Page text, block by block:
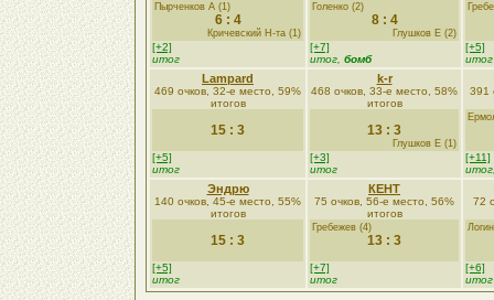
Пырченков А (1)
6 : 4
Кричевский Н-та (1)
[+2]
итог
Голенко (2)
8 : 4
Глушков Е (2)
[+7]
итог, бомб
[+5]
итог
Lampard
469 очков, 32-е место, 59%
итогов
15 : 3
[+5]
итог
k-r
468 очков, 33-е место, 58%
итогов
13 : 3
Глушков Е (1)
[+3]
итог
391
[+11]
Эндрю
140 очков, 45-е место, 55%
итогов
15 : 3
[+5]
итог
КЕНТ
75 очков, 56-е место, 56%
итогов
Гребежев (4)
13 : 3
[+7]
итог
72
[+6]
итог